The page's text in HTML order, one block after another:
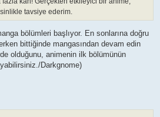
tavsiye ederim.
bölümleri başlıyor. En sonlarına doğru
bittiğinde mangasından devam edin
olduğunu, animenin ilk bölümünün
Darkgnome)